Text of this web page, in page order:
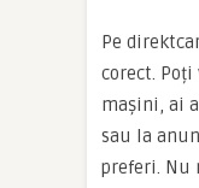
Pe
corect.
mașini, ai
sau la
preferi. Nu